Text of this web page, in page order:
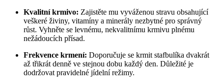
Kvalitní krmivo: Zajistěte mu vyváženou stravu obsahující
veškeré živiny, vitamíny a minerály nezbytné pro správný
růst. Vyhněte se levnému, nekvalitnímu krmivu plnému
nežádoucích přísad.
Frekvence krmení: Doporučuje se krmit stafbulíka dvakrát
až třikrát denně ve stejnou dobu každý den. Důležité je
dodržovat pravidelné jídelní režimy.